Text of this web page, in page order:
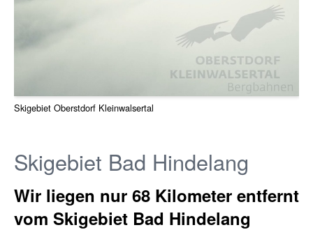
​Skigebiet Oberstdorf Kleinwalsertal
Skigebiet Bad Hindelang
Wir liegen nur 68 Kilometer entfernt
vom Skigebiet Bad Hindelang